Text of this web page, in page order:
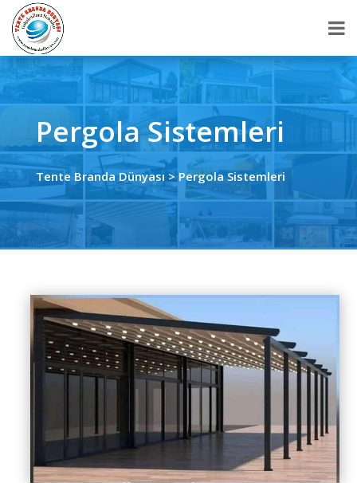
Pergola Sistemleri
Tente Branda Dünyası > Pergola Sistemleri